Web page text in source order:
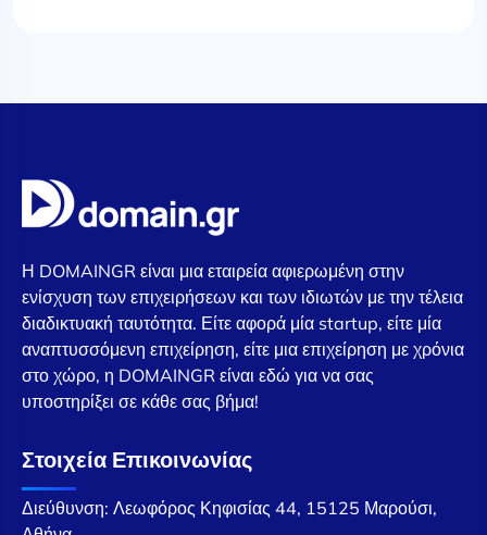
Η DOMAINGR είναι μια εταιρεία αφιερωμένη στην
ενίσχυση των επιχειρήσεων και των ιδιωτών με την τέλεια
διαδικτυακή ταυτότητα. Είτε αφορά μία startup, είτε μία
αναπτυσσόμενη επιχείρηση, είτε μια επιχείρηση με χρόνια
στο χώρο, η DOMAINGR είναι εδώ για να σας
υποστηρίξει σε κάθε σας βήμα!
Στοιχεία Επικοινωνίας
Διεύθυνση: Λεωφόρος Κηφισίας 44, 15125 Μαρούσι,